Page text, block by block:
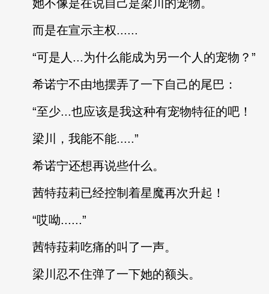
她不像是在说自己是梁川的宠物。
而是在宣示主权......
“可是人...为什么能成为另一个人的宠物？”
希诺宁不由地摆弄了一下自己的尾巴：
“至少...也应该是我这种有宠物特征的吧！
梁川，我能不能.....”
希诺宁还想再说些什么。
茜特菈莉已经控制着星魔再次升起！
“哎呦......”
茜特菈莉吃痛的叫了一声。
梁川忍不住弹了一下她的额头。